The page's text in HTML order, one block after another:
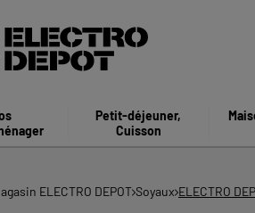
Petit-déjeuner,
Cuisson
ELECTRO DEPOT Soyaux ELECTRO